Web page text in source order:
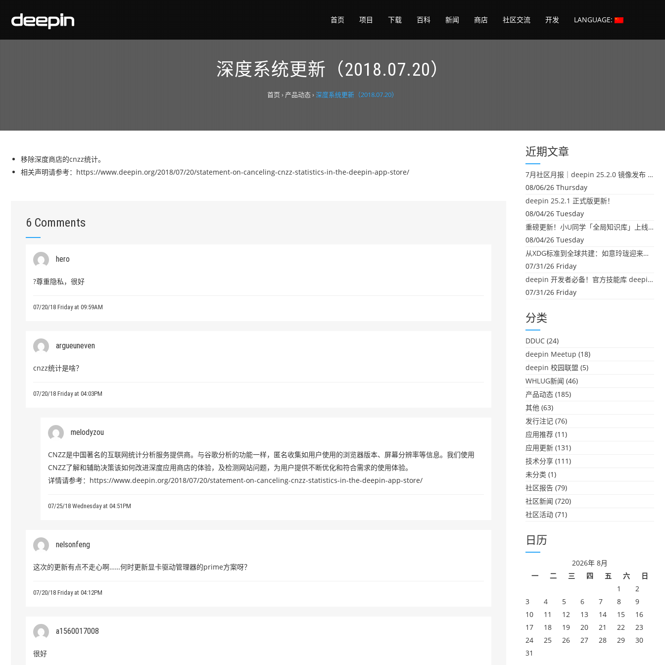
首页 项目 下载 百科 新闻 商店 社区交流 开发 LANGUAGE:
深度系统更新（2018.07.20）
首页 ›产品动态›深度系统更新（2018.07.20）
移除深度商店的cnzz统计。
相关声明请参考：https://www.deepin.org/2018/07/20/statement-on-canceling-cnzz-statistics-in-the-deepin-app-store/
6 Comments
hero
?尊重隐私，很好
07/20/18 Friday at 09:59AM
argueuneven
cnzz统计是啥？
07/20/18 Friday at 04:03PM
melodyzou
CNZZ是中国著名的互联网统计分析服务提供商。与谷歌分析的功能一样，匿名收集如用户使用的浏览器版本、屏幕分辨率等信息。我们使用
CNZZ了解和辅助决策该如何改进深度应用商店的体验，及检测网站问题，为用户提供不断优化和符合需求的使用体验。
详情请参考：https://www.deepin.org/2018/07/20/statement-on-canceling-cnzz-statistics-in-the-deepin-app-store/
07/25/18 Wednesday at 04:51PM
nelsonfeng
这次的更新有点不走心啊……何时更新显卡驱动管理器的prime方案呀？
07/20/18 Friday at 04:12PM
a1560017008
很好
近期文章
7月社区月报｜deepin 25.2.0 镜像发布 & 小U同学定时任务上线
08/06/26 Thursday
deepin 25.2.1 正式版更新！
08/04/26 Tuesday
重磅更新！小U同学「全局知识库」上线：你的本地文件，终于"活"起来了
08/04/26 Tuesday
从XDG标准到全球共建：如意玲珑迎来首个海外开源贡献
07/31/26 Friday
deepin 开发者必备！官方技能库 deepin-skills 正式开源
07/31/26 Friday
分类
DDUC (24)
deepin Meetup (18)
deepin 校园联盟 (5)
WHLUG新闻 (46)
产品动态 (185)
其他 (63)
发行注记 (76)
应用推荐 (11)
应用更新 (131)
技术分享 (111)
未分类 (1)
社区报告 (79)
社区新闻 (720)
社区活动 (71)
日历
2026年 8月
一
二 三 四 五 六
日
1
2
3
4 5 6 7 8
9
10
11 12 13 14 15
16
17
18 19 20 21 22
23
24
25 26 27 28 29
30
31